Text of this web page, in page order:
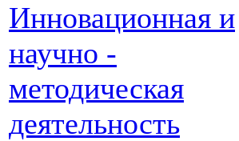
Инновационная и
научно -
методическая
деятельность